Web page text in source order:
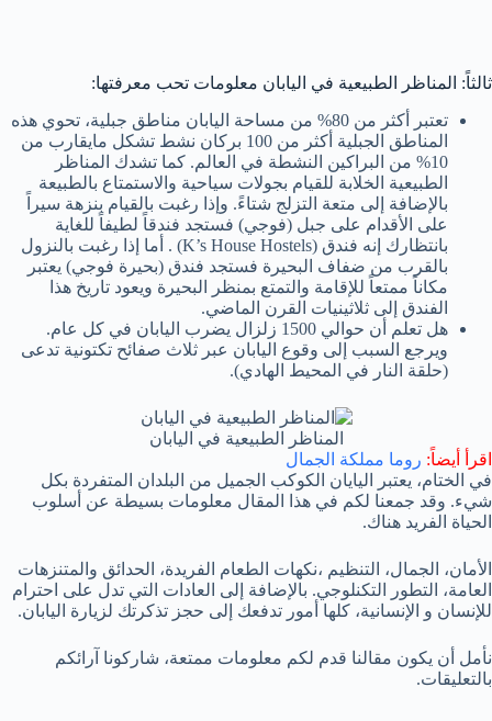
ثالثاً: المناظر الطبيعية في اليابان معلومات تحب معرفتها:
تعتبر أكثر من 80% من مساحة اليابان مناطق جبلية، تحوي هذه
المناطق الجبلية أكثر من 100 بركان نشط تشكل مايقارب من
10% من البراكين النشطة في العالم. كما تشدك المناظر
الطبيعية الخلابة للقيام بجولات سياحية والاستمتاع بالطبيعة
بالإضافة إلى متعة التزلج شتاءً. وإذا رغبت بالقيام بنزهة سيراً
على الأقدام على جبل (فوجي) فستجد فندقاً لطيفاً للغاية
بانتظارك إنه فندق (K’s House Hostels) . أما إذا رغبت بالنزول
بالقرب من ضفاف البحيرة فستجد فندق (بحيرة فوجي) يعتبر
مكاناً ممتعاً للإقامة والتمتع بمنظر البحيرة ويعود تاريخ هذا
الفندق إلى ثلاثينيات القرن الماضي.
هل تعلم أن حوالي 1500 زلزال يضرب اليابان في كل عام.
ويرجع السبب إلى وقوع اليابان عبر ثلاث صفائح تكتونية تدعى
(حلقة النار في المحيط الهادي).
المناظر الطبيعية في اليابان
اقرأ أيضاً: روما مملكة الجمال
في الختام، يعتبر اليايان الكوكب الجميل من البلدان المتفردة بكل
شيء. وقد جمعنا لكم في هذا المقال معلومات بسيطة عن أسلوب
الحياة الفريد هناك.
الأمان، الجمال، التنظيم ،نكهات الطعام الفريدة، الحدائق والمتنزهات
العامة، التطور التكنلوجي. بالإضافة إلى العادات التي تدل على احترام
للإنسان و الإنسانية، كلها أمور تدفعك إلى حجز تذكرتك لزيارة اليابان.
نأمل أن يكون مقالنا قدم لكم معلومات ممتعة، شاركونا آرائكم
بالتعليقات.